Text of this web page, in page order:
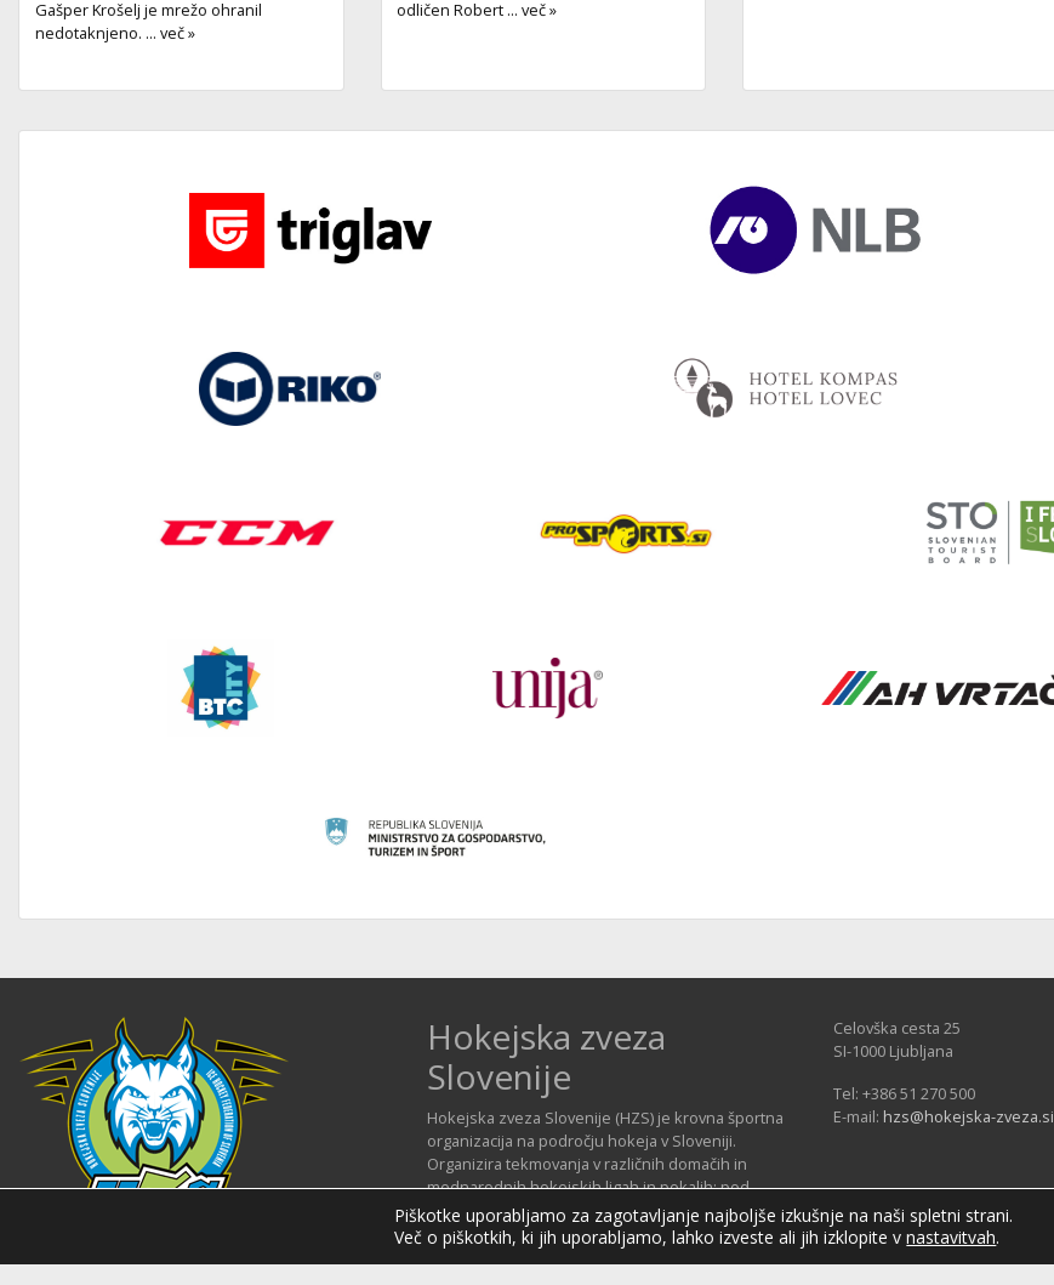
Gašper Krošelj je mrežo ohranil
nedotaknjeno. ... več »
odličen Robert ... več »
Hokejska zveza
Slovenije
Hokejska zveza Slovenije (HZS) je krovna športna
organizacija na področju hokeja v Sloveniji.
Organizira tekmovanja v različnih domačih in
mednarodnih hokejskih ligah in pokalih; pod
njenim okriljem delujejo tudi slovenske hokejske
reprezentance.
Celovška cesta 25
SI-1000 Ljubljana
Tel: +386 51 270 500
E-mail: hzs@hokejska-zveza.si
Piškotke uporabljamo za zagotavljanje najboljše izkušnje na naši spletni strani.
Več o piškotkih, ki jih uporabljamo, lahko izveste ali jih izklopite vnastavitvah.